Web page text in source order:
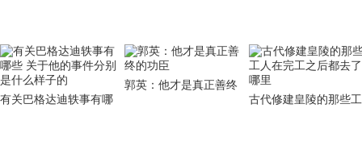
有关巴格达迪轶事有哪
郭英：他才是真正善终
古代修建皇陵的那些工